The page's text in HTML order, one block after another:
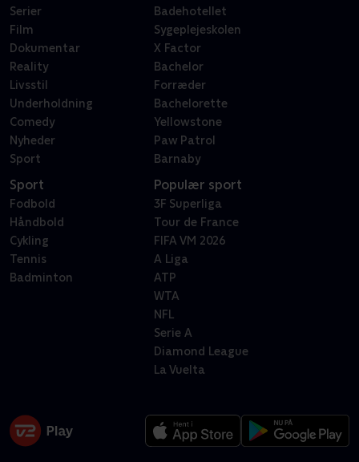
Serier
Film
Dokumentar
Reality
Livsstil
Underholdning
Comedy
Nyheder
Sport
Badehotellet
Sygeplejeskolen
X Factor
Bachelor
Forræder
Bachelorette
Yellowstone
Paw Patrol
Barnaby
Sport
Fodbold
Håndbold
Cykling
Tennis
Badminton
Populær sport
3F Superliga
Tour de France
FIFA VM 2026
A Liga
ATP
WTA
NFL
Serie A
Diamond League
La Vuelta